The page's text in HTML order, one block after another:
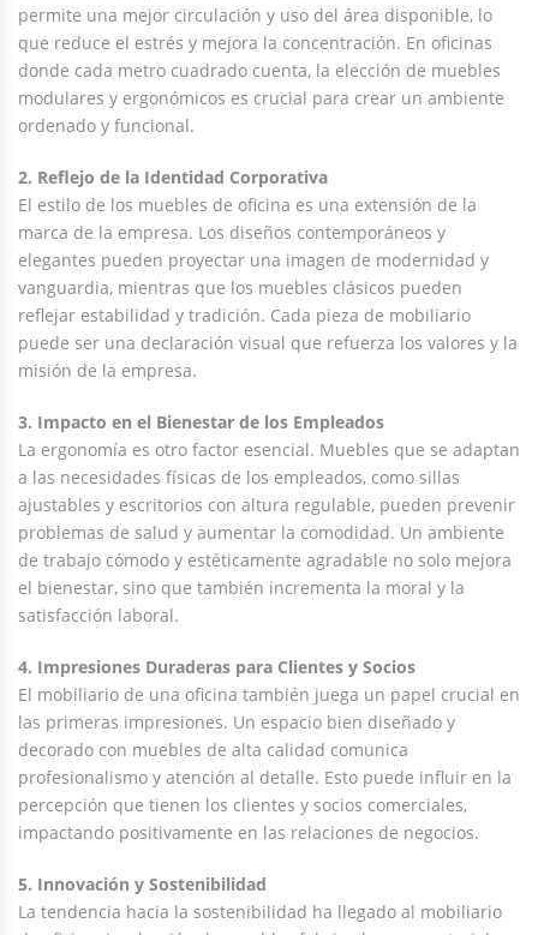
permite una mejor circulación y uso del área disponible, lo
que reduce el estrés y mejora la concentración. En oficinas
donde cada metro cuadrado cuenta, la elección de muebles
modulares y ergonómicos es crucial para crear un ambiente
ordenado y funcional.
2. Reflejo de la Identidad Corporativa
El estilo de los muebles de oficina es una extensión de la
marca de la empresa. Los diseños contemporáneos y
elegantes pueden proyectar una imagen de modernidad y
vanguardia, mientras que los muebles clásicos pueden
reflejar estabilidad y tradición. Cada pieza de mobiliario
puede ser una declaración visual que refuerza los valores y la
misión de la empresa.
3. Impacto en el Bienestar de los Empleados
La ergonomía es otro factor esencial. Muebles que se adaptan
a las necesidades físicas de los empleados, como sillas
ajustables y escritorios con altura regulable, pueden prevenir
problemas de salud y aumentar la comodidad. Un ambiente
de trabajo cómodo y estéticamente agradable no solo mejora
el bienestar, sino que también incrementa la moral y la
satisfacción laboral.
4. Impresiones Duraderas para Clientes y Socios
El mobiliario de una oficina también juega un papel crucial en
las primeras impresiones. Un espacio bien diseñado y
decorado con muebles de alta calidad comunica
profesionalismo y atención al detalle. Esto puede influir en la
percepción que tienen los clientes y socios comerciales,
impactando positivamente en las relaciones de negocios.
5. Innovación y Sostenibilidad
La tendencia hacia la sostenibilidad ha llegado al mobiliario